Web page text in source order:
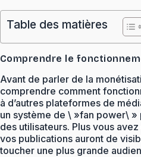
Table des matières
Comprendre le
Avant de parler de la
comprendre comment
à d’autres plateformes de
un système de \ »fan power\ »
des utilisateurs. Plus vous
vos publications auront de
toucher une plus grande